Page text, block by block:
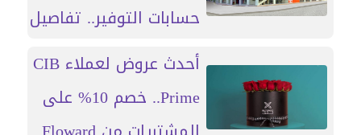
حسابات التوفير.. تفاصيل
أحدث عروض لعملاء CIB
Prime.. خصم 10% على